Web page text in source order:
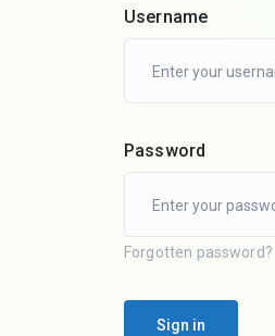
Username
Password
Forgotten password?
Sign in